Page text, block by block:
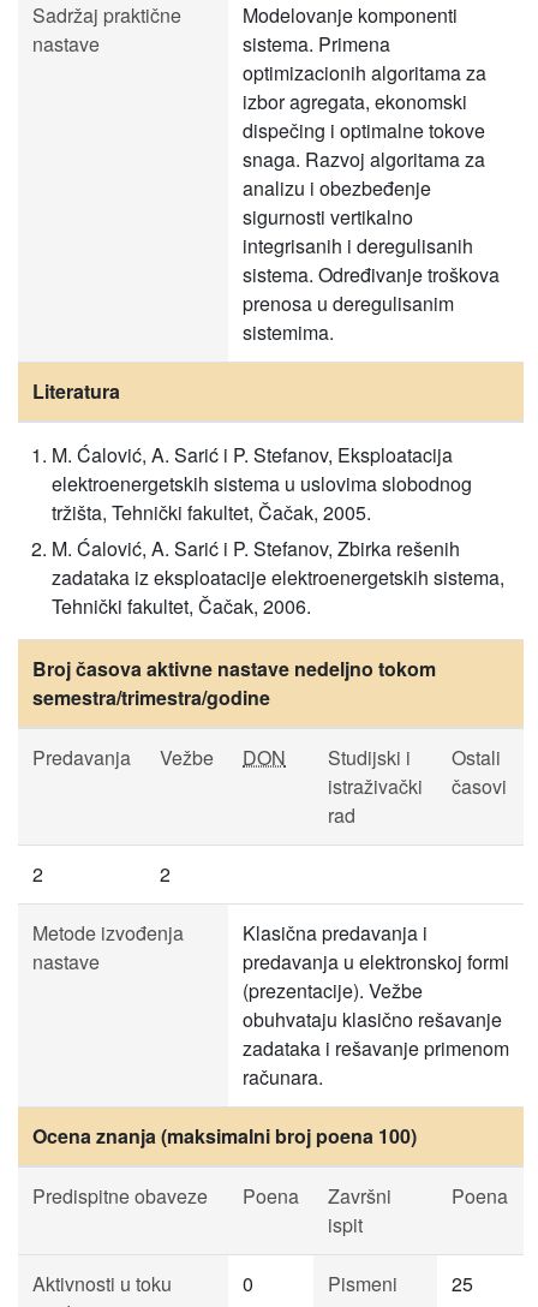
Sadržaj praktične
nastave
Modelovanje komponenti
sistema. Primena
optimizacionih algoritama za
izbor agregata, ekonomski
dispečing i optimalne tokove
snaga. Razvoj algoritama za
analizu i obezbeđenje
sigurnosti vertikalno
integrisanih i deregulisanih
sistema. Određivanje troškova
prenosa u deregulisanim
sistemima.
Literatura
M. Ćalović, A. Sarić i P. Stefanov, Eksploatacija
elektroenergetskih sistema u uslovima slobodnog
tržišta, Tehnički fakultet, Čačak, 2005.
M. Ćalović, A. Sarić i P. Stefanov, Zbirka rešenih
zadataka iz eksploatacije elektroenergetskih sistema,
Tehnički fakultet, Čačak, 2006.
Broj časova aktivne nastave nedeljno tokom
semestra/trimestra/godine
Predavanja Vežbe DON
Studijski i
istraživački
rad
Ostali
časovi
2 2
Metode izvođenja
nastave
Klasična predavanja i
predavanja u elektronskoj formi
(prezentacije). Vežbe
obuhvataju klasično rešavanje
zadataka i rešavanje primenom
računara.
Ocena znanja (maksimalni broj poena 100)
Predispitne obaveze Poena
Završni
ispit
Poena
Aktivnosti u toku
0
Pismeni
25